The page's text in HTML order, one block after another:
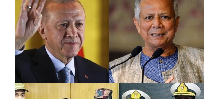
সার্ককে পুনরুজ্জীবিত করার আহ্বান প্রধান উপদেষ্টার